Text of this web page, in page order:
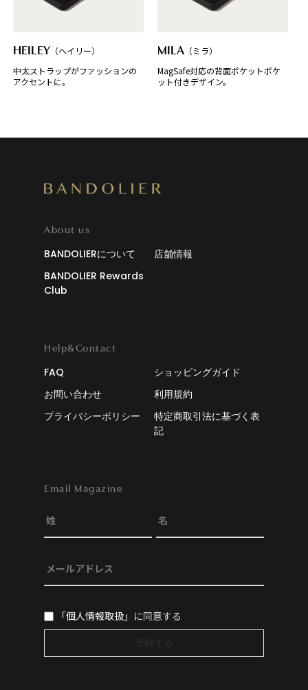
HEILEY（ヘイリー）
中太ストラップがファッションの
アクセントに。
MILA （ミラ）
MagSafe対応の背面ポケットポケ
ット付きデザイン。
About us
BANDOLIERについて
店舗情報
BANDOLIER Rewards
Club
Help&Contact
FAQ
ショッピングガイド
お問い合わせ
利用規約
プライバシーポリシー
特定商取引法に基づく表
記
Email Magazine
「個人情報取扱」 に同意する